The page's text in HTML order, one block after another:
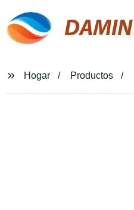
DAMIN
Hogar Productos